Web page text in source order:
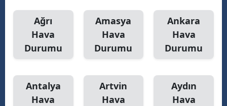
Ağrı
Hava
Durumu
Amasya
Hava
Durumu
Ankara
Hava
Durumu
Antalya
Hava
Artvin
Hava
Aydın
Hava